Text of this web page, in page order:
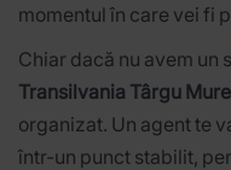
momentul în care vei fi
Chiar dacă nu avem un
Transilvania Târgu
organizat. Un agent te
într-un punct stabilit,